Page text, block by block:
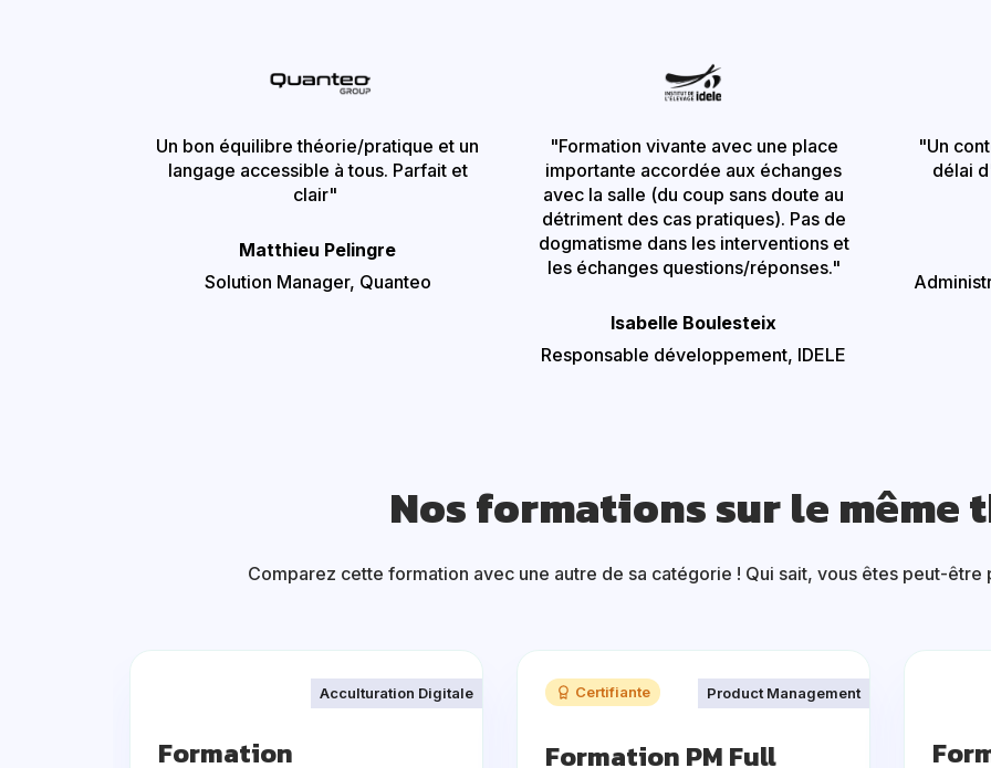
Un bon équilibre théorie/pratique et un
langage accessible à tous. Parfait et
clair"
Matthieu Pelingre
Solution Manager, Quanteo
"Formation vivante avec une place
importante accordée aux échanges
avec la salle (du coup sans doute au
détriment des cas pratiques). Pas de
dogmatisme dans les interventions et
les échanges questions/réponses."
Isabelle Boulesteix
Responsable développement, IDELE
"Un
délai
Nos formations sur le même
Comparez cette formation avec une autre de sa catégorie ! Qui sait, vous êtes peut-être
Acculturation Digitale
Formation
Product Management
Certifiante
Formation PM Full